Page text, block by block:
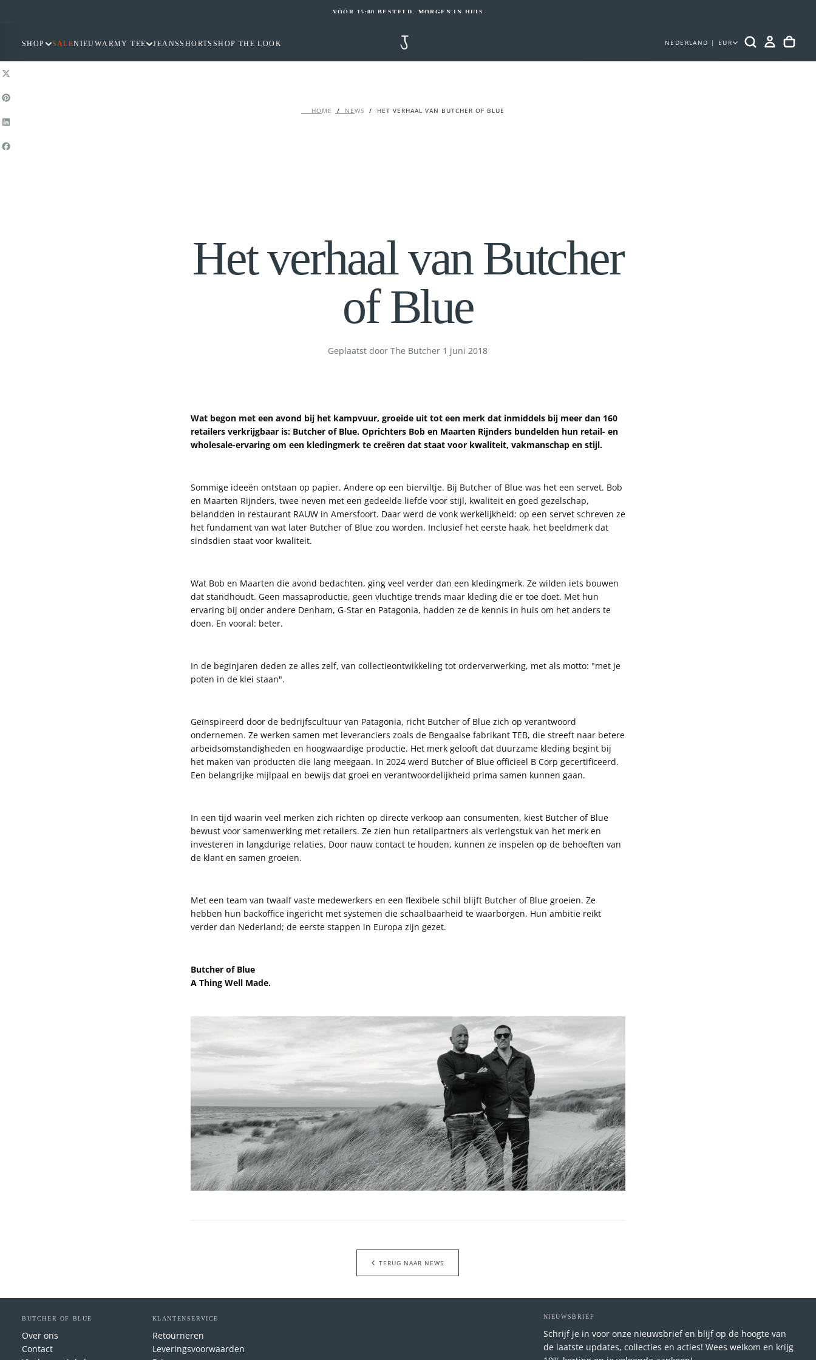
VÓÓR 15:00 BESTELD, MORGEN IN HUIS
SHOP SALENIEUWARMY TEE JEANSSHORTS SHOP THE LOOK NEDERLAND | EUR
HOME / NEWS / HET VERHAAL VAN BUTCHER OF BLUE
Het verhaal van Butcher
of Blue
Geplaatst door The Butcher 1 juni 2018
Wat begon met een avond bij het kampvuur, groeide uit tot een merk dat inmiddels bij meer dan 160
retailers verkrijgbaar is: Butcher of Blue. Oprichters Bob en Maarten Rijnders bundelden hun retail- en
wholesale-ervaring om een kledingmerk te creëren dat staat voor kwaliteit, vakmanschap en stijl.
Sommige ideeën ontstaan op papier. Andere op een bierviltje. Bij Butcher of Blue was het een servet. Bob
en Maarten Rijnders, twee neven met een gedeelde liefde voor stijl, kwaliteit en goed gezelschap,
belandden in restaurant RAUW in Amersfoort. Daar werd de vonk werkelijkheid: op een servet schreven ze
het fundament van wat later Butcher of Blue zou worden. Inclusief het eerste haak, het beeldmerk dat
sindsdien staat voor kwaliteit.
Wat Bob en Maarten die avond bedachten, ging veel verder dan een kledingmerk. Ze wilden iets bouwen
dat standhoudt. Geen massaproductie, geen vluchtige trends maar kleding die er toe doet. Met hun
ervaring bij onder andere Denham, G-Star en Patagonia, hadden ze de kennis in huis om het anders te
doen. En vooral: beter.
In de beginjaren deden ze alles zelf, van collectieontwikkeling tot orderverwerking, met als motto: "met je
poten in de klei staan".
Geïnspireerd door de bedrijfscultuur van Patagonia, richt Butcher of Blue zich op verantwoord
ondernemen. Ze werken samen met leveranciers zoals de Bengaalse fabrikant TEB, die streeft naar betere
arbeidsomstandigheden en hoogwaardige productie. Het merk gelooft dat duurzame kleding begint bij
het maken van producten die lang meegaan. In 2024 werd Butcher of Blue officieel B Corp gecertificeerd.
Een belangrijke mijlpaal en bewijs dat groei en verantwoordelijkheid prima samen kunnen gaan.
In een tijd waarin veel merken zich richten op directe verkoop aan consumenten, kiest Butcher of Blue
bewust voor samenwerking met retailers. Ze zien hun retailpartners als verlengstuk van het merk en
investeren in langdurige relaties. Door nauw contact te houden, kunnen ze inspelen op de behoeften van
de klant en samen groeien.
Met een team van twaalf vaste medewerkers en een flexibele schil blijft Butcher of Blue groeien. Ze
hebben hun backoffice ingericht met systemen die schaalbaarheid te waarborgen. Hun ambitie reikt
verder dan Nederland; de eerste stappen in Europa zijn gezet.
Butcher of Blue
A Thing Well Made.
TERUG NAAR NEWS
BUTCHER OF BLUE
Over ons
Contact
KLANTENSERVICE
Retourneren
Leveringsvoorwaarden
NIEUWSBRIEF
Schrijf je in voor onze nieuwsbrief en blijf op de hoogte van
de laatste updates, collecties en acties! Wees welkom en krijg
momenteel leeg